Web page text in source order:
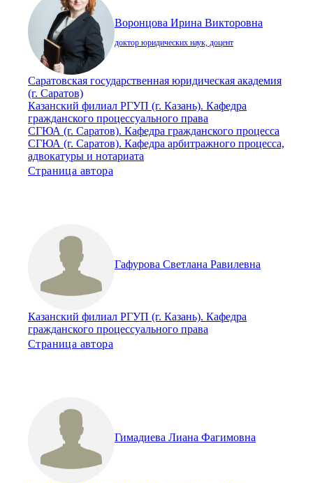
Воронцова Ирина Викторовна
доктор юридических наук, доцент
Саратовская государственная юридическая академия
(г. Саратов)
Казанский филиал РГУП (г. Казань). Кафедра
гражданского процессуального права
СГЮА (г. Саратов). Кафедра гражданского процесса
СГЮА (г. Саратов). Кафедра арбитражного процесса,
адвокатуры и нотариата
Страница автора
Гафурова Светлана Равилевна
Казанский филиал РГУП (г. Казань). Кафедра
гражданского процессуального права
Страница автора
Гимадиева Лиана Фагимовна